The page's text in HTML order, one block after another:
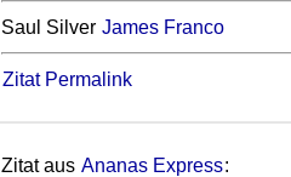
Saul Silver James Franco
Zitat Permalink
Zitat aus Ananas Express: